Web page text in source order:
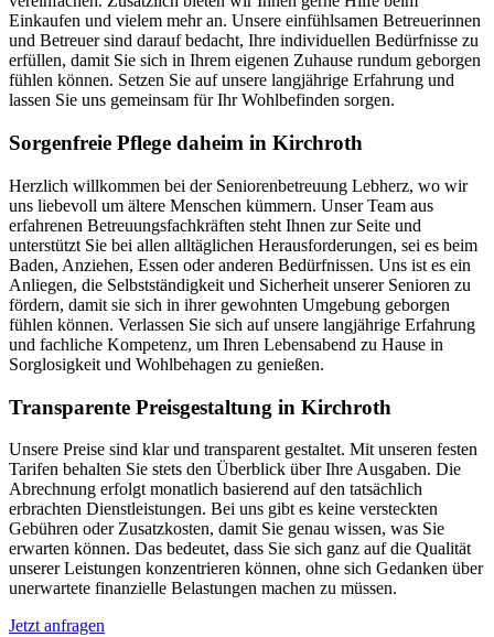
Einkaufen und vielem mehr an. Unsere einfühlsamen Betreuerinnen
und Betreuer sind darauf bedacht, Ihre individuellen Bedürfnisse zu
erfüllen, damit Sie sich in Ihrem eigenen Zuhause rundum geborgen
fühlen können. Setzen Sie auf unsere langjährige Erfahrung und
lassen Sie uns gemeinsam für Ihr Wohlbefinden sorgen.
Sorgenfreie Pflege daheim in Kirchroth
Herzlich willkommen bei der Seniorenbetreuung Lebherz, wo wir
uns liebevoll um ältere Menschen kümmern. Unser Team aus
erfahrenen Betreuungsfachkräften steht Ihnen zur Seite und
unterstützt Sie bei allen alltäglichen Herausforderungen, sei es beim
Baden, Anziehen, Essen oder anderen Bedürfnissen. Uns ist es ein
Anliegen, die Selbstständigkeit und Sicherheit unserer Senioren zu
fördern, damit sie sich in ihrer gewohnten Umgebung geborgen
fühlen können. Verlassen Sie sich auf unsere langjährige Erfahrung
und fachliche Kompetenz, um Ihren Lebensabend zu Hause in
Sorglosigkeit und Wohlbehagen zu genießen.
Transparente Preisgestaltung in Kirchroth
Unsere Preise sind klar und transparent gestaltet. Mit unseren festen
Tarifen behalten Sie stets den Überblick über Ihre Ausgaben. Die
Abrechnung erfolgt monatlich basierend auf den tatsächlich
erbrachten Dienstleistungen. Bei uns gibt es keine versteckten
Gebühren oder Zusatzkosten, damit Sie genau wissen, was Sie
erwarten können. Das bedeutet, dass Sie sich ganz auf die Qualität
unserer Leistungen konzentrieren können, ohne sich Gedanken über
unerwartete finanzielle Belastungen machen zu müssen.
Jetzt anfragen